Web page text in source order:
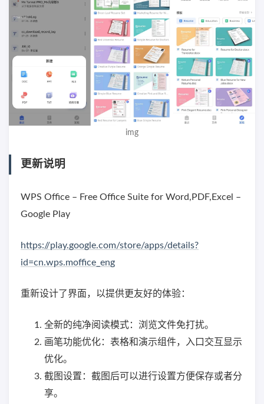
img
更新说明
WPS Office – Free Office Suite for Word,PDF,Excel –
Google Play
https://play.google.com/store/apps/details?
id=cn.wps.moffice_eng
重新设计了界面，以提供更友好的体验：
全新的纯净阅读模式：浏览文件免打扰。
画笔功能优化：表格和演示组件，入口交互显示
优化。
截图设置：截图后可以进行设置方便保存或者分
享。